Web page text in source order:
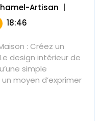
Artisan Créez
:
Le
Intérieur
18:46
: Créez un
design intérieur de
simple
moyen d’exprimer